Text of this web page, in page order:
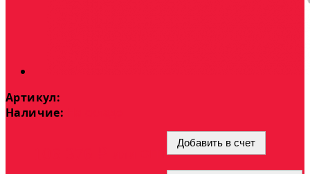
Артикул:
Наличие:
Добавить в счет